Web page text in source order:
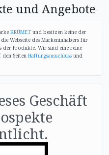
und Angebote
KRÜMET und besitzen keine der
Webseite des Markeninhabers für
der Produkte. Wir sind eine reine
den Seiten Haftungsausschluss und
Geschäft